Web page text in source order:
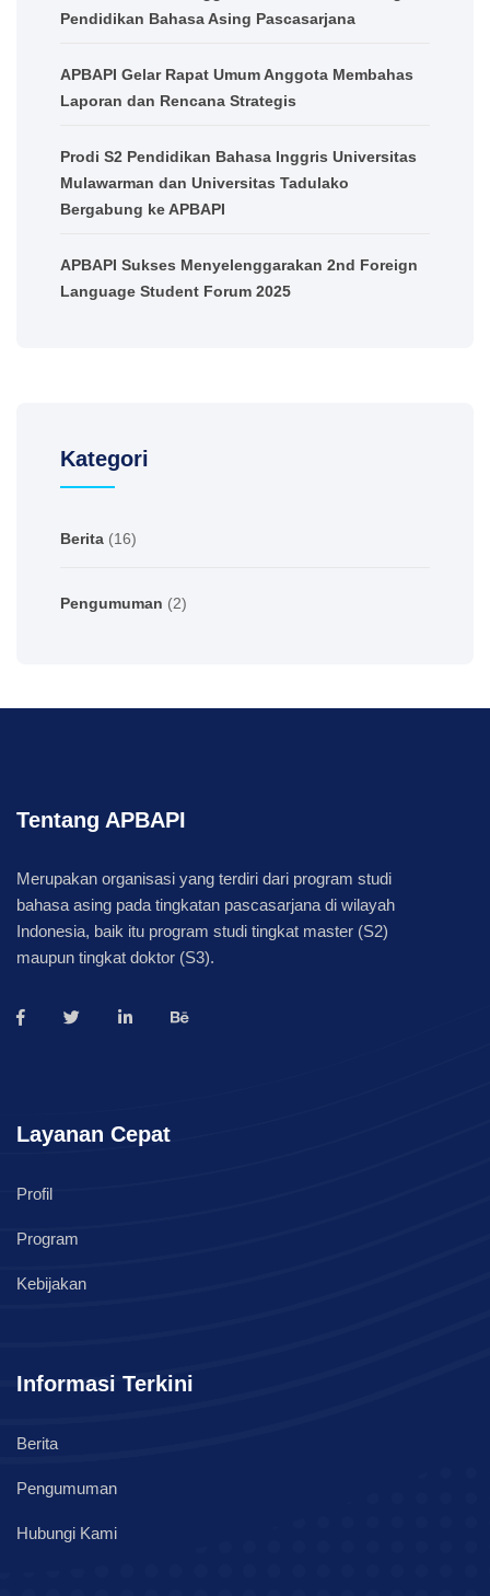
Pendidikan Bahasa Asing Pascasarjana
APBAPI Gelar Rapat Umum Anggota Membahas
Laporan dan Rencana Strategis
Prodi S2 Pendidikan Bahasa Inggris Universitas
Mulawarman dan Universitas Tadulako
Bergabung ke APBAPI
APBAPI Sukses Menyelenggarakan 2nd Foreign
Language Student Forum 2025
Kategori
Berita (16)
Pengumuman (2)
Tentang APBAPI
Merupakan organisasi yang terdiri dari program studi
bahasa asing pada tingkatan pascasarjana di wilayah
Indonesia, baik itu program studi tingkat master (S2)
maupun tingkat doktor (S3).
Layanan Cepat
Profil
Program
Kebijakan
Informasi Terkini
Berita
Pengumuman
Hubungi Kami